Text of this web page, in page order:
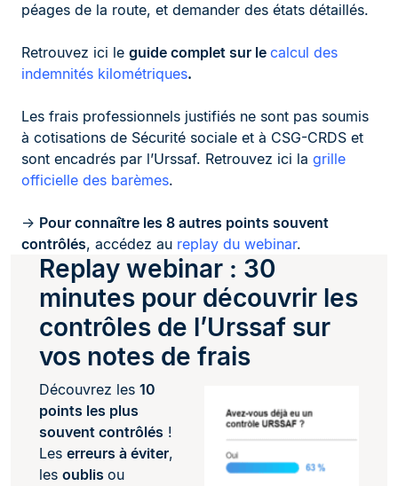
péages de la route, et demander des états détaillés.
Retrouvez ici le guide complet sur le calcul des
indemnités kilométriques.
Les frais professionnels justifiés ne sont pas soumis
à cotisations de Sécurité sociale et à CSG-CRDS et
sont encadrés par l’Urssaf. Retrouvez ici la grille
officielle des barèmes.
-> Pour connaître les 8 autres points souvent
contrôlés, accédez au replay du webinar.
Replay webinar : 30
minutes pour découvrir les
contrôles de l’Urssaf sur
vos notes de frais
Découvrez les 10
points les plus
souvent contrôlés !
Les erreurs à éviter,
les oublis ou